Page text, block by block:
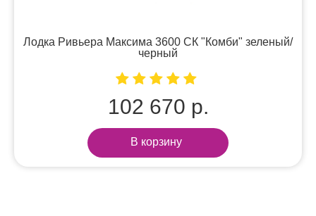
Лодка Ривьера Максима 3600 СК "Комби" зеленый/
черный
102 670 р.
В корзину